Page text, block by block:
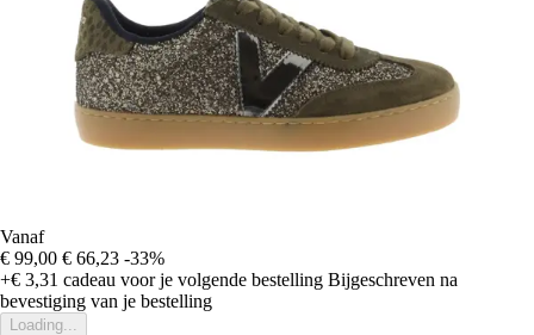
Vanaf
€ 99,00 € 66,23 -33%
+€ 3,31 cadeau voor je volgende bestelling Bijgeschreven na
bevestiging van je bestelling
Loading...